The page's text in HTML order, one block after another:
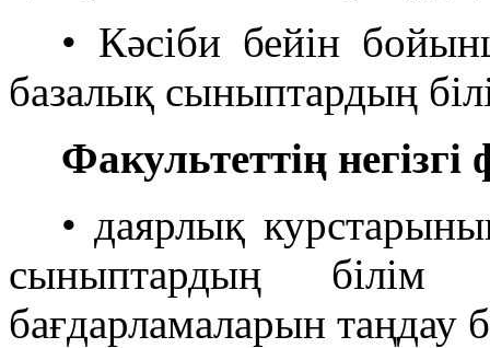
• Кәсіби бейін
базалық сыныптардың
Факультеттің
• даярлық
сыныптардың білім
бағдарламаларын таңдау